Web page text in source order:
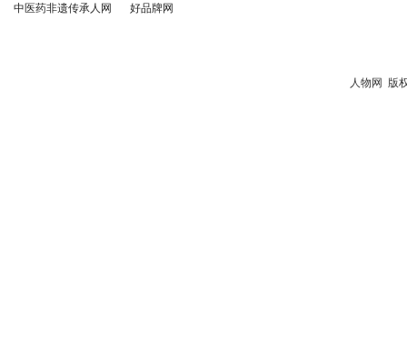
中医药非遗传承人网
好品牌网
人物网 版